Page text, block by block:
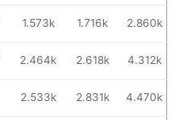
1.573k 1.716k 2.860k
2.464k 2.618k 4.312k
2.533k 2.831k 4.470k